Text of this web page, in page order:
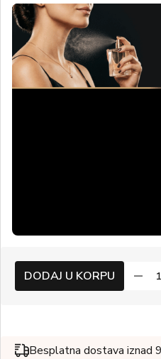
DODAJ U KORPU
Besplatna dostava iznad